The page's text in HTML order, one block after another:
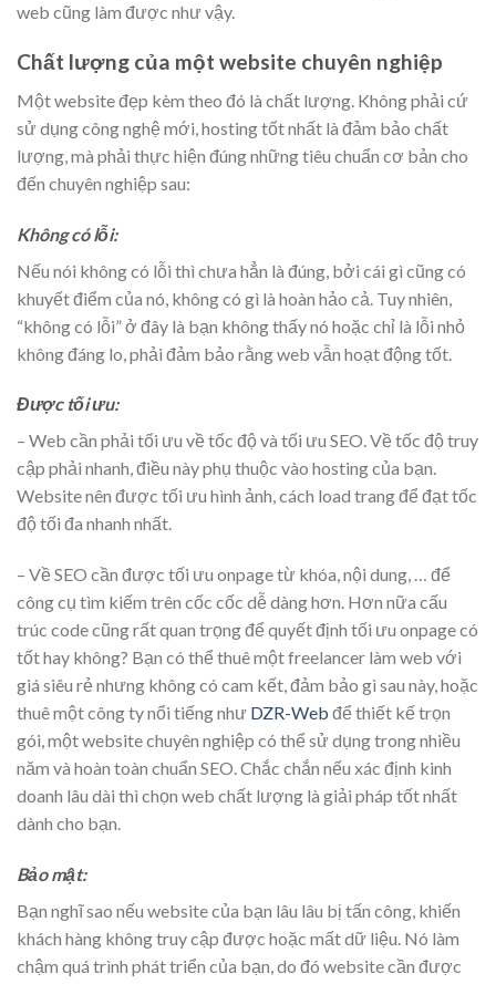
web cũng làm được như vậy.
Chất lượng của một website chuyên nghiệp
Một website đẹp kèm theo đó là chất lượng. Không phải cứ
sử dụng công nghệ mới, hosting tốt nhất là đảm bảo chất
lượng, mà phải thực hiện đúng những tiêu chuẩn cơ bản cho
đến chuyên nghiệp sau:
Không có lỗi:
Nếu nói không có lỗi thì chưa hẳn là đúng, bởi cái gì cũng có
khuyết điểm của nó, không có gì là hoàn hảo cả. Tuy nhiên,
“không có lỗi” ở đây là bạn không thấy nó hoặc chỉ là lỗi nhỏ
không đáng lo, phải đảm bảo rằng web vẫn hoạt động tốt.
Được tối ưu:
– Web cần phải tối ưu về tốc độ và tối ưu SEO. Về tốc độ truy
cập phải nhanh, điều này phụ thuộc vào hosting của bạn.
Website nên được tối ưu hình ảnh, cách load trang để đạt tốc
độ tối đa nhanh nhất.
– Về SEO cần được tối ưu onpage từ khóa, nội dung, … để
công cụ tìm kiếm trên cốc cốc dễ dàng hơn. Hơn nữa cấu
trúc code cũng rất quan trọng để quyết định tối ưu onpage có
tốt hay không? Bạn có thể thuê một freelancer làm web với
giá siêu rẻ nhưng không có cam kết, đảm bảo gì sau này, hoặc
thuê một công ty nổi tiếng như DZR-Web để thiết kế trọn
gói, một website chuyên nghiệp có thể sử dụng trong nhiều
năm và hoàn toàn chuẩn SEO. Chắc chắn nếu xác định kinh
doanh lâu dài thì chọn web chất lượng là giải pháp tốt nhất
dành cho bạn.
Bảo mật:
Bạn nghĩ sao nếu website của bạn lâu lâu bị tấn công, khiến
khách hàng không truy cập được hoặc mất dữ liệu. Nó làm
chậm quá trình phát triển của bạn, do đó website cần được